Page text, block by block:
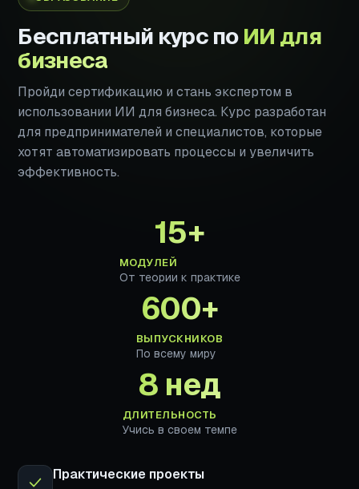
Бесплатный курс поИИ для
бизнеса
Пройди сертификацию и стань экспертом в
использовании ИИ для бизнеса. Курс разработан
для предпринимателей и специалистов, которые
хотят автоматизировать процессы и увеличить
эффективность.
15+
МОДУЛЕЙ
От теории к практике
600+
ВЫПУСКНИКОВ
По всему миру
8 нед
ДЛИТЕЛЬНОСТЬ
Учись в своем темпе
Практические проекты